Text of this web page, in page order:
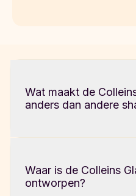
Wat maakt de
anders dan andere
plaats van plastic,
milieuvriendelijker
Waar is de Colleins
ontworpen?